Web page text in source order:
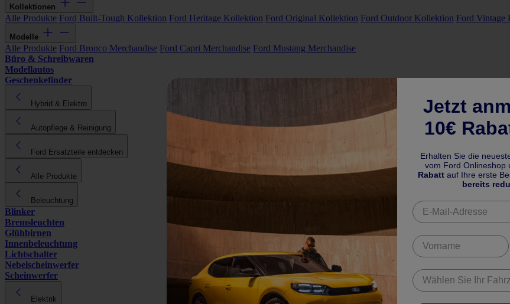
Kollektionen
Alle Produkte Ford Built-Tough Kollektion Ford Heritage Kollektion Ford Original Kollektion Ford Outdoor Kollektion Ford Vintage
Modelle
Alle Produkte Ford Bronco Merchandise Ford Capri Merchandise Ford Mustang Merchandise
Büro & Schreibwaren
Modellautos
Geschenkefinder
Hybrid & Elektro
Autopflege & Reinigung
Ford Ersatzteile entdecken
Alle Produkte
Beleuchtung
Blinker
Bremsleuchten
Glühbirnen
Innenbeleuchtung
Lichtschalter
Nebelscheinwerfer
Scheinwerfer
Elektrik
Jetzt
10€
Erhalten Sie die
vom Ford Onlineshop
Rabatt auf Ihre erste
bereits